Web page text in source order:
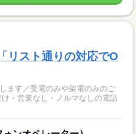
リスト通りの対応でO
ます／受電のみや架電のみのご
・営業なし・ノルマなしの電話